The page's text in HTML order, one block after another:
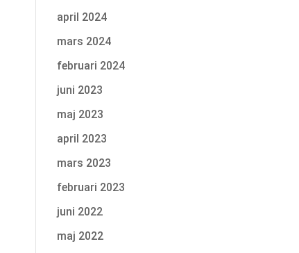
april 2024
mars 2024
februari 2024
juni 2023
maj 2023
april 2023
mars 2023
februari 2023
juni 2022
maj 2022